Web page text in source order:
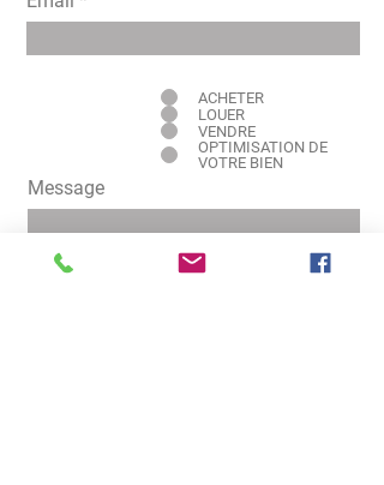
ACHETER
LOUER
VENDRE
OPTIMISATION DE
VOTRE BIEN
Message